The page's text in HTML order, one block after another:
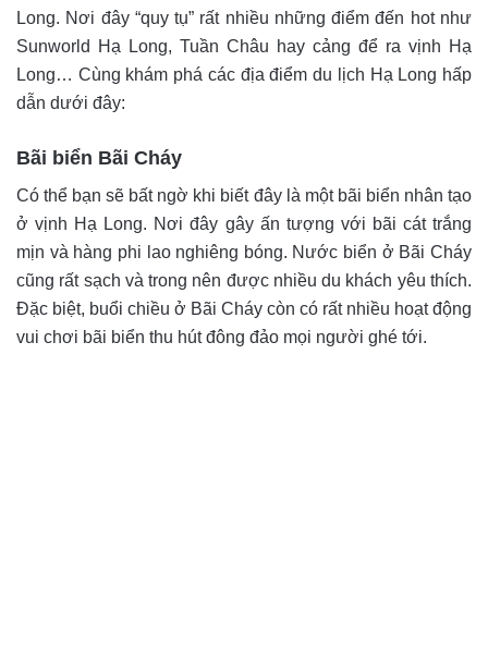
Long. Nơi đây “quy tụ” rất nhiều những điểm đến hot như
Sunworld Hạ Long, Tuần Châu hay cảng để ra vịnh Hạ
Long… Cùng khám phá các địa điểm du lịch Hạ Long hấp
dẫn dưới đây:
Bãi biển Bãi Cháy
Có thể bạn sẽ bất ngờ khi biết đây là một bãi biển nhân tạo
ở vịnh Hạ Long. Nơi đây gây ấn tượng với bãi cát trắng
mịn và hàng phi lao nghiêng bóng. Nước biển ở Bãi Cháy
cũng rất sạch và trong nên được nhiều du khách yêu thích.
Đặc biệt, buổi chiều ở Bãi Cháy còn có rất nhiều hoạt động
vui chơi bãi biển thu hút đông đảo mọi người ghé tới.